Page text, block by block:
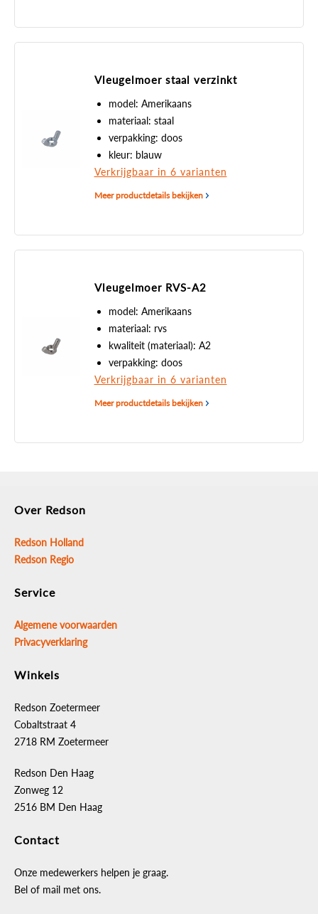
Vleugelmoer staal verzinkt
model: Amerikaans
materiaal: staal
verpakking: doos
kleur: blauw
Verkrijgbaar in 6 varianten
Meer productdetails bekijken
Vleugelmoer RVS-A2
model: Amerikaans
materiaal: rvs
kwaliteit (materiaal): A2
verpakking: doos
Verkrijgbaar in 6 varianten
Meer productdetails bekijken
Over Redson
Redson Holland
Redson Regio
Service
Algemene voorwaarden
Privacyverklaring
Winkels
Redson Zoetermeer
Cobaltstraat 4
2718 RM Zoetermeer
Redson Den Haag
Zonweg 12
2516 BM Den Haag
Contact
Onze medewerkers helpen je graag.
Bel of mail met ons.